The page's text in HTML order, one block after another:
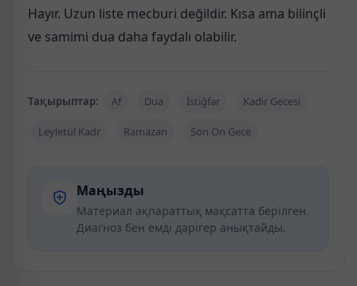
Hayır. Uzun liste mecburi değildir. Kısa ama bilinçli
ve samimi dua daha faydalı olabilir.
Тақырыптар: Af Dua İstiğfar Kadir Gecesi
Leyletül Kadr Ramazan Son On Gece
Маңызды
Материал ақпараттық мақсатта берілген.
Диагноз бен емді дәрігер анықтайды.